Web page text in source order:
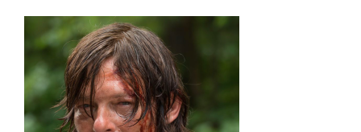
ネ
レ
有
無